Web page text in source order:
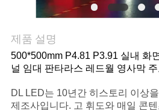
요
뉴
제품 설명
500*500mm P4.81 P3.91 실내 화
널 임대 판타라스 레드월 영사막
DL LED는 10년간 히스토리 이상
제조사입니다. 고 휘도와 매일 콘